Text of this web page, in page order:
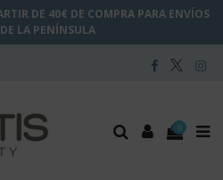
DE 40€ DE COMPRA PARA ENVÍOS
LA PENÍNSULA
0